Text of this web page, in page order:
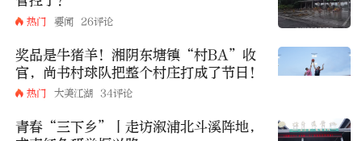
热门 要闻 26评论
奖品是牛猪羊！湘阴东塘镇“村BA”收
官，尚书村球队把整个村庄打成了节日！
热门 大美江湖 34评论
青春“三下乡”丨走访溆浦北斗溪阵地，